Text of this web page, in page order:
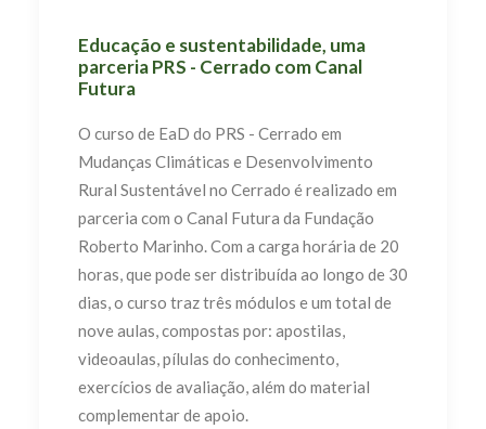
Educação e sustentabilidade, uma
parceria PRS - Cerrado com Canal
Futura
O curso de EaD do PRS - Cerrado em
Mudanças Climáticas e Desenvolvimento
Rural Sustentável no Cerrado é realizado em
parceria com o Canal Futura da Fundação
Roberto Marinho. Com a carga horária de 20
horas, que pode ser distribuída ao longo de 30
dias, o curso traz três módulos e um total de
nove aulas, compostas por: apostilas,
videoaulas, pílulas do conhecimento,
exercícios de avaliação, além do material
complementar de apoio.